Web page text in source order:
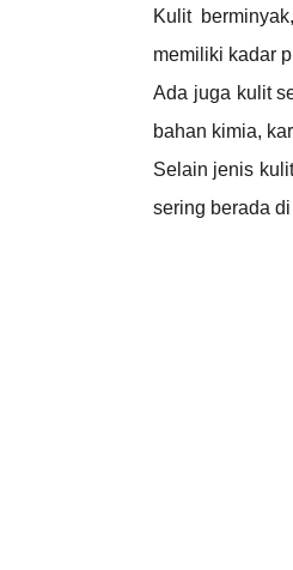
Kulit
memiliki kadar
Ada juga kulit
bahan kimia,
Selain jenis
sering berada